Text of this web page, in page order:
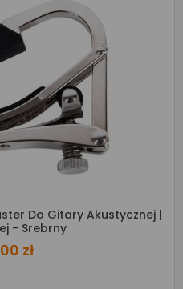
Do Gitary Akustycznej |
- Srebrny
zł